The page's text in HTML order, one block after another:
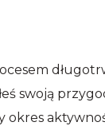
swoją
okres